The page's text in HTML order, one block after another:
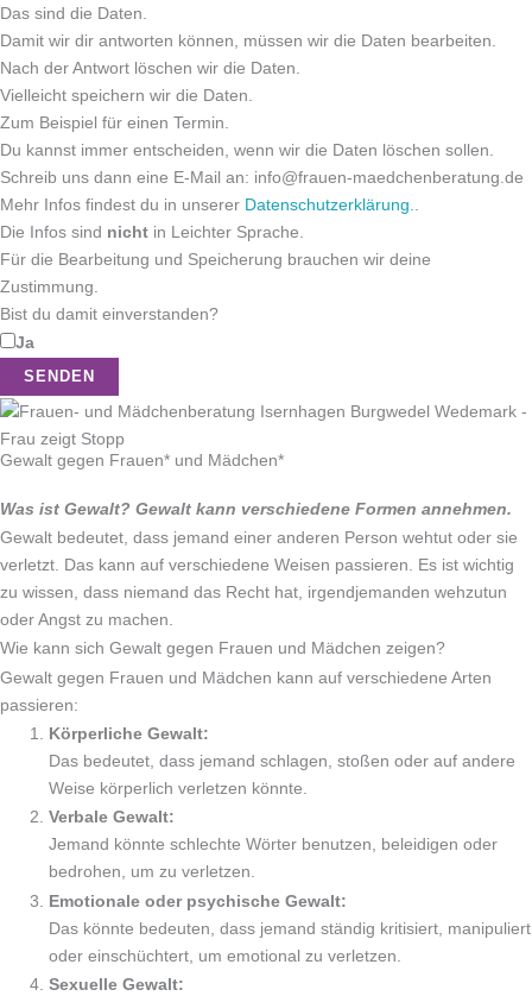
Das sind die Daten.
Damit wir dir antworten können, müssen wir die Daten bearbeiten.
Nach der Antwort löschen wir die Daten.
Vielleicht speichern wir die Daten.
Zum Beispiel für einen Termin.
Du kannst immer entscheiden, wenn wir die Daten löschen sollen.
Schreib uns dann eine E-Mail an: info@frauen-maedchenberatung.de
Mehr Infos findest du in unserer Datenschutzerklärung.
Die Infos sind nicht in Leichter Sprache.
Für die Bearbeitung und Speicherung brauchen wir deine
Zustimmung.
Bist du damit einverstanden?
Ja
Bitte lasse dieses Feld leer.
Gewalt gegen Frauen* und Mädchen*
Was ist Gewalt? Gewalt kann verschiedene Formen annehmen.
Gewalt bedeutet, dass jemand einer anderen Person wehtut oder sie
verletzt. Das kann auf verschiedene Weisen passieren. Es ist wichtig
zu wissen, dass niemand das Recht hat, irgendjemanden wehzutun
oder Angst zu machen.
Wie kann sich Gewalt gegen Frauen und Mädchen zeigen?
Gewalt gegen Frauen und Mädchen kann auf verschiedene Arten
passieren:
Körperliche Gewalt:
Das bedeutet, dass jemand schlagen, stoßen oder auf andere
Weise körperlich verletzen könnte.
Verbale Gewalt:
Jemand könnte schlechte Wörter benutzen, beleidigen oder
bedrohen, um zu verletzen.
Emotionale oder psychische Gewalt:
Das könnte bedeuten, dass jemand ständig kritisiert, manipuliert
oder einschüchtert, um emotional zu verletzen.
Sexuelle Gewalt: